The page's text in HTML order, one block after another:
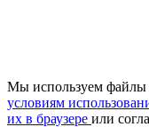
Мы используем файлы
условиям
их в браузере или